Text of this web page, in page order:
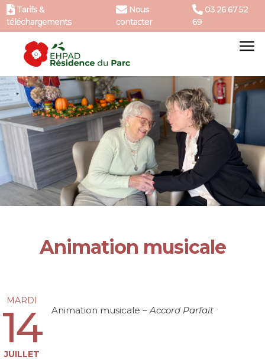
Tarifs &
téléchargements
Nous
contacter
03 26 67 52
69
Animation musicale
MARDI
14
JUILLET
Animation musicale –Accord Parfait